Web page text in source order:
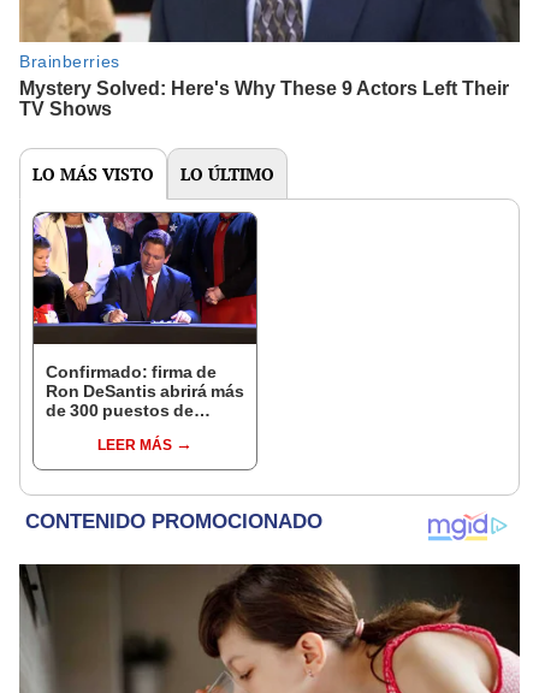
LO MÁS VISTO LO ÚLTIMO
Confirmado: firma de
Ron DeSantis abrirá más
de 300 puestos de
de FloridaLEER MÁS